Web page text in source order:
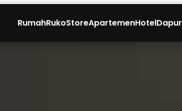
RumahRukoStoreApartemenHotelDapur